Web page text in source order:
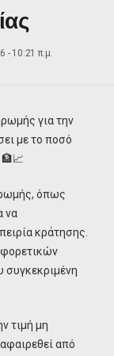
- 10:21 π.μ.
για την
με το ποσό
όπως
να
κράτησης.
συγκεκριμένη
τιμή μη
από